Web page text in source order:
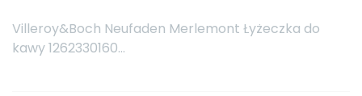
Villeroy&Boch Neufaden Merlemont Łyżeczka do
kawy 1262330160...